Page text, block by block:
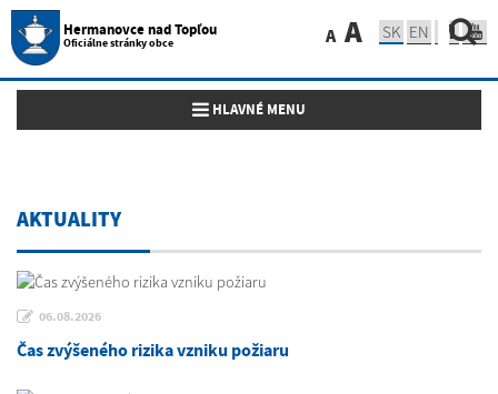
Hermanovce nad Topľou
Oficiálne stránky obce A A SK EN
Toggle navigation
HLAVNÉ MENU
AKTUALITY
06.08.2026
Čas zvýšeného rizika vzniku požiaru